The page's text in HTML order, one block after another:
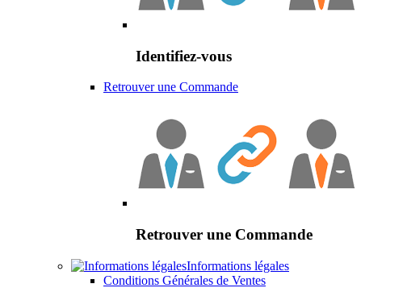
Identifiez-vous
Retrouver une Commande
Retrouver une Commande
Informations légales
Conditions Générales de Ventes